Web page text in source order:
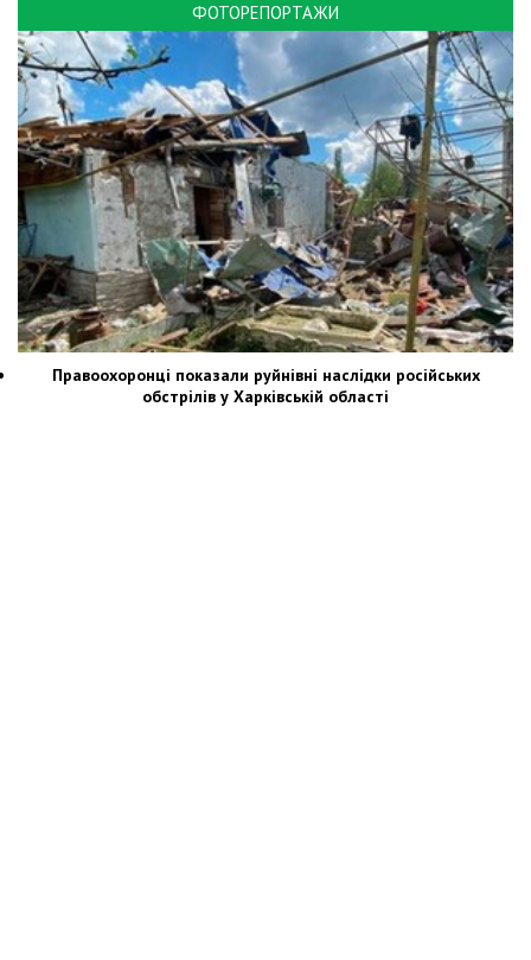
ФОТОРЕПОРТАЖИ
Правоохоронці показали руйнівні наслідки російських
обстрілів у Харківській області